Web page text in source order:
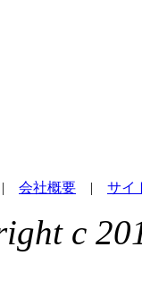
| 会社概要 | サイ
c